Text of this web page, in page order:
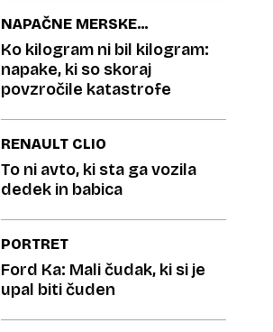
področju
NAPAČNE MERSKE
ENOTE
Ko kilogram ni bil kilogram:
napake, ki so skoraj
povzročile katastrofe
RENAULT CLIO
To ni avto, ki sta ga vozila
dedek in babica
PORTRET
Ford Ka: Mali čudak, ki si je
upal biti čuden